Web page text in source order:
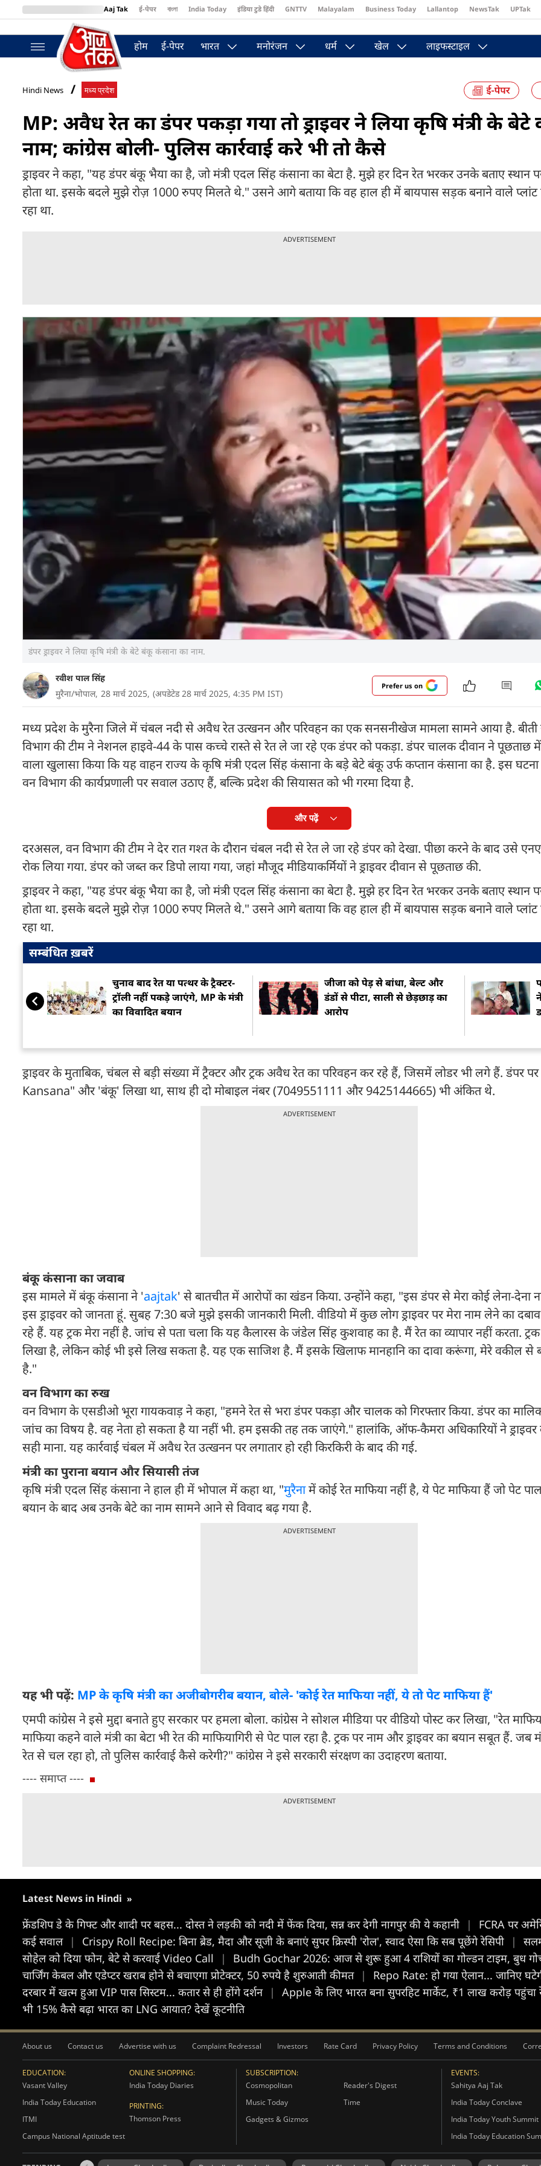
Aaj Tak ई-पेपर বাংলা India Today इंडिया टुडे हिंदी GNTTV Malayalam Business Today Lallantop NewsTak UPTak
BT Bazaar
होम ई-पेपर भारत मनोरंजन धर्म खेल लाइफस्टाइल
Hindi News मध्य प्रदेश
MP: अवैध रेत का डंपर पकड़ा गया तो ड्राइवर ने लिया कृषि मंत्री के बेटे
नाम; कांग्रेस बोली- पुलिस कार्रवाई करे भी तो कैसे
ड्राइवर ने कहा, "यह डंपर बंकू भैया का है, जो मंत्री एदल सिंह कंसाना का बेटा है. मुझे हर दिन रेत भरकर उनके बताए स्थान
होता था. इसके बदले मुझे रोज़ 1000 रुपए मिलते थे." उसने आगे बताया कि वह हाल ही में बायपास सड़क बनाने वाले प्लांट
रहा था.
ADVERTISEMENT
डंपर ड्राइवर ने लिया कृषि मंत्री के बेटे बंकू कंसाना का नाम.
रवीश पाल सिंह
मुरैना/भोपाल, 28 मार्च 2025, (अपडेटेड 28 मार्च 2025, 4:35 PM IST)
Prefer us on
मध्य प्रदेश के मुरैना जिले में चंबल नदी से अवैध रेत उत्खनन और परिवहन का एक सनसनीखेज मामला सामने आया है. बीती
विभाग की टीम ने नेशनल हाइवे-44 के पास कच्चे रास्ते से रेत ले जा रहे एक डंपर को पकड़ा. डंपर चालक दीवान ने पूछताछ
वाला खुलासा किया कि यह वाहन राज्य के कृषि मंत्री एदल सिंह कंसाना के बड़े बेटे बंकू उर्फ कप्तान कंसाना का है. इस
वन विभाग की कार्यप्रणाली पर सवाल उठाए हैं, बल्कि प्रदेश की सियासत को भी गरमा दिया है.
और पढ़ें
दरअसल, वन विभाग की टीम ने देर रात गश्त के दौरान चंबल नदी से रेत ले जा रहे डंपर को देखा. पीछा करने के बाद उसे
रोक लिया गया. डंपर को जब्त कर डिपो लाया गया, जहां मौजूद मीडियाकर्मियों ने ड्राइवर दीवान से पूछताछ की.
ड्राइवर ने कहा, "यह डंपर बंकू भैया का है, जो मंत्री एदल सिंह कंसाना का बेटा है. मुझे हर दिन रेत भरकर उनके बताए स्थान
होता था. इसके बदले मुझे रोज़ 1000 रुपए मिलते थे." उसने आगे बताया कि वह हाल ही में बायपास सड़क बनाने वाले प्लांट
रहा था.
सम्बंधित ख़बरें
चुनाव बाद रेत या पत्थर के ट्रैक्टर-
ट्रॉली नहीं पकड़े जाएंगे, MP के मंत्री
का विवादित बयान
जीजा को पेड़ से बांधा, बेल्ट और
डंडों से पीटा, साली से छेड़छाड़ का
आरोप
ड्राइवर के मुताबिक, चंबल से बड़ी संख्या में ट्रैक्टर और ट्रक अवैध रेत का परिवहन कर रहे हैं, जिसमें लोडर भी लगे हैं. डंपर पर
Kansana" और 'बंकू' लिखा था, साथ ही दो मोबाइल नंबर (7049551111 और 9425144665) भी अंकित थे.
ADVERTISEMENT
बंकू कंसाना का जवाब
इस मामले में बंकू कंसाना ने 'aajtak' से बातचीत में आरोपों का खंडन किया. उन्होंने कहा, "इस डंपर से मेरा कोई लेना-देना
इस ड्राइवर को जानता हूं. सुबह 7:30 बजे मुझे इसकी जानकारी मिली. वीडियो में कुछ लोग ड्राइवर पर मेरा नाम लेने का
रहे हैं. यह ट्रक मेरा नहीं है. जांच से पता चला कि यह कैलारस के जंडेल सिंह कुशवाह का है. मैं रेत का व्यापार नहीं करता. ट्रक
लिखा है, लेकिन कोई भी इसे लिख सकता है. यह एक साजिश है. मैं इसके खिलाफ मानहानि का दावा करूंगा, मेरे वकील से
है."
वन विभाग का रुख
वन विभाग के एसडीओ भूरा गायकवाड़ ने कहा, "हमने रेत से भरा डंपर पकड़ा और चालक को गिरफ्तार किया. डंपर का
जांच का विषय है. वह नेता हो सकता है या नहीं भी. हम इसकी तह तक जाएंगे." हालांकि, ऑफ-कैमरा अधिकारियों ने
सही माना. यह कार्रवाई चंबल में अवैध रेत उत्खनन पर लगातार हो रही किरकिरी के बाद की गई.
मंत्री का पुराना बयान और सियासी तंज
कृषि मंत्री एदल सिंह कंसाना ने हाल ही में भोपाल में कहा था, "मुरैनामें कोई रेत माफिया नहीं है, ये पेट माफिया हैं जो पेट
बयान के बाद अब उनके बेटे का नाम सामने आने से विवाद बढ़ गया है.
ADVERTISEMENT
यह भी पढ़ें: MP के कृषि मंत्री का अजीबोगरीब बयान, बोले- 'कोई रेत माफिया नहीं, ये तो पेट माफिया हैं'
एमपी कांग्रेस ने इसे मुद्दा बनाते हुए सरकार पर हमला बोला. कांग्रेस ने सोशल मीडिया पर वीडियो पोस्ट कर लिखा, "रेत
माफिया कहने वाले मंत्री का बेटा भी रेत की माफियागिरी से पेट पाल रहा है. ट्रक पर नाम और ड्राइवर का बयान सबूत हैं. जब
रेत से चल रहा हो, तो पुलिस कार्रवाई कैसे करेगी?" कांग्रेस ने इसे सरकारी संरक्षण का उदाहरण बताया.
---- समाप्त ----
ADVERTISEMENT
Latest News in Hindi »
फ्रेंडशिप डे के गिफ्ट और शादी पर बहस... दोस्त ने लड़की को नदी में फेंक दिया, सन्न कर देगी नागपुर की ये कहानी |
FCRA पर
कई सवाल | Crispy Roll Recipe: बिना ब्रेड, मैदा और सूजी के बनाएं सुपर क्रिस्पी 'रोल', स्वाद ऐसा कि सब पूछेंगे रेसिपी |
सोहेल को दिया फोन, बेटे से करवाई Video Call
| Budh Gochar 2026: आज से शुरू हुआ 4 राशियों का गोल्डन टाइम, बुध
चार्जिंग केबल और एडेप्टर खराब होने से बचाएगा प्रोटेक्टर, 50 रुपये है शुरुआती कीमत | Repo Rate: हो गया ऐलान... जानिए
दरबार में खत्म हुआ VIP पास सिस्टम... कतार से ही होंगे दर्शन | Apple के लिए भारत बना सुपरहिट मार्केट, ₹1 लाख करोड़ पहुंचा
भी 15% कैसे बढ़ा भारत का LNG आयात? देखें कूटनीति
About us Contact us Advertise with us Complaint Redressal Investors Rate Card Privacy Policy Terms and Conditions
EDUCATION:
Vasant Valley
India Today Education
ITMI
Campus National Aptitude test
ONLINE SHOPPING:
India Today Diaries
PRINTING:
Thomson Press
SUBSCRIPTION:
Cosmopolitan
Reader's Digest
Music Today
Time
Gadgets & Gizmos
EVENTS:
Sahitya Aaj Tak
India Today Conclave
India Today Youth Summit
India Today Education